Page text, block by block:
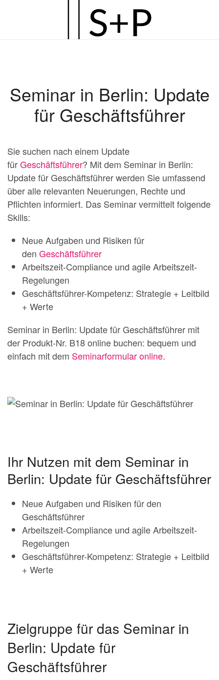
Seminar in Berlin: Update
für Geschäftsführer
Sie suchen nach einem Update
fürGeschäftsführer? Mit dem Seminar in Berlin:
Update für Geschäftsführer werden Sie umfassend
über alle relevanten Neuerungen, Rechte und
Pflichten informiert. Das Seminar vermittelt folgende
Skills:
Neue Aufgaben und Risiken für
den Geschäftsführer
Arbeitszeit-Compliance und agile Arbeitszeit-
Regelungen
Geschäftsführer-Kompetenz: Strategie + Leitbild
+ Werte
Seminar in Berlin: Update für Geschäftsführer mit
der Produkt-Nr. B18 online buchen: bequem und
einfach mit dem Seminarformular online.
Ihr Nutzen mit dem Seminar in
Berlin: Update für Geschäftsführer
Neue Aufgaben und Risiken für den
Geschäftsführer
Arbeitszeit-Compliance und agile Arbeitszeit-
Regelungen
Geschäftsführer-Kompetenz: Strategie + Leitbild
+ Werte
Zielgruppe für das Seminar in
Berlin: Update für
Geschäftsführer